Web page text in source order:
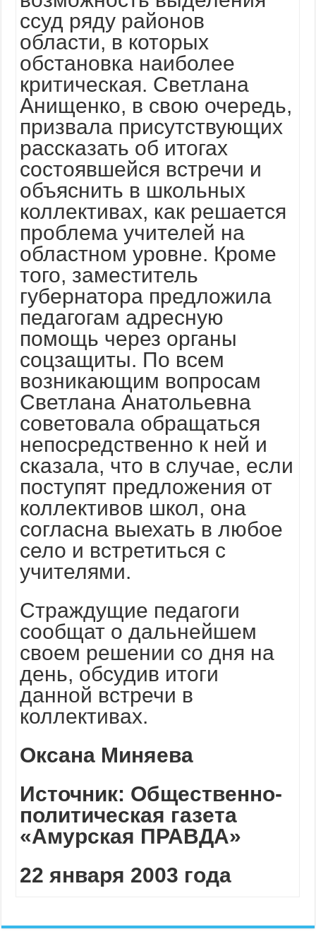
ссуд ряду районов
области, в которых
обстановка наиболее
критическая. Светлана
Анищенко, в свою очередь,
призвала присутствующих
рассказать об итогах
состоявшейся встречи и
объяснить в школьных
коллективах, как решается
проблема учителей на
областном уровне. Кроме
того, заместитель
губернатора предложила
педагогам адресную
помощь через органы
соцзащиты. По всем
возникающим вопросам
Светлана Анатольевна
советовала обращаться
непосредственно к ней и
сказала, что в случае, если
поступят предложения от
коллективов школ, она
согласна выехать в любое
село и встретиться с
учителями.
Страждущие педагоги
сообщат о дальнейшем
своем решении со дня на
день, обсудив итоги
данной встречи в
коллективах.
Оксана Миняева
Источник: Общественно-
политическая газета
«Амурская ПРАВДА»
22 января 2003 года